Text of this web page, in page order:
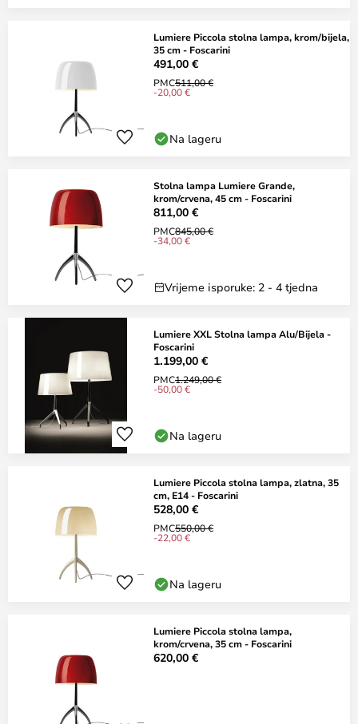
Lumiere Piccola stolna lampa, krom/bijela,
35 cm - Foscarini
491,00 €
PMC511,00 €
-20,00 €
Na lageru
Stolna lampa Lumiere Grande,
krom/crvena, 45 cm - Foscarini
811,00 €
PMC845,00 €
-34,00 €
Vrijeme isporuke: 2 - 4 tjedna
Lumiere XXL Stolna lampa Alu/Bijela -
Foscarini
1.199,00 €
PMC1.249,00 €
-50,00 €
Na lageru
Lumiere Piccola stolna lampa, zlatna, 35
cm, E14 - Foscarini
528,00 €
PMC550,00 €
-22,00 €
Na lageru
Lumiere Piccola stolna lampa,
krom/crvena, 35 cm - Foscarini
620,00 €